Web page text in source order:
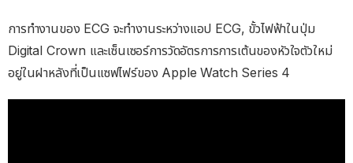
การทำงานของ ECG จะทำงานระหว่างแอป ECG, ขั้วไฟฟ้าในปุ่ม
Digital Crown และเซ็นเซอร์การวัดอัตรการการเต้นของหัวใจตัวใหม่
อยู่ในฝาหลังที่เป็นแซฟไฟร์ของ Apple Watch Series 4